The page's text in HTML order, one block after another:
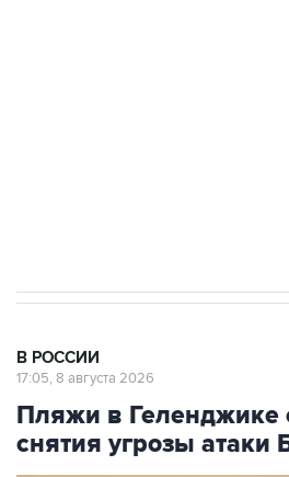
В РОССИИ
17:05, 8 августа 2026
Пляжи в Геленджике
снятия угрозы атаки